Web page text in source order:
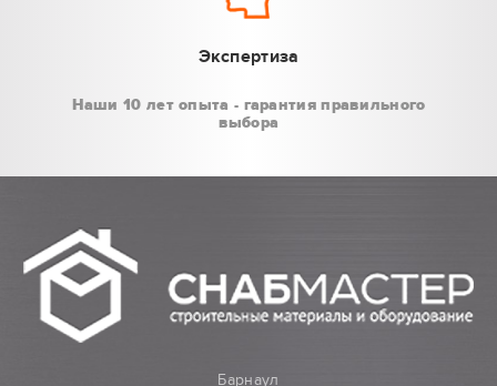
Экспертиза
Наши 10 лет опыта - гарантия правильного
выбора
Барнаул